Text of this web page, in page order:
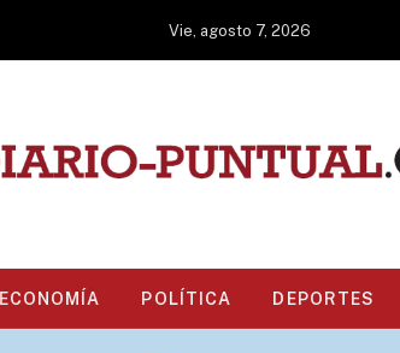
Vie, agosto 7, 2026
ECONOMÍA POLÍTICA DEPORTES